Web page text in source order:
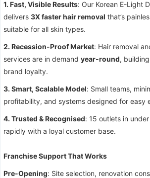
1. Fast, Visible Results: Our Korean E-Light
delivers 3X faster hair removal that’s
suitable for all skin types.
2. Recession-Proof Market: Hair removal
services are in demand year-round,
brand loyalty.
3. Smart, Scalable Model: Small teams,
profitability, and systems designed for easy
4. Trusted & Recognised: 15 outlets in
rapidly with a loyal customer base.
Franchise Support That Works
Pre-Opening: Site selection, renovation